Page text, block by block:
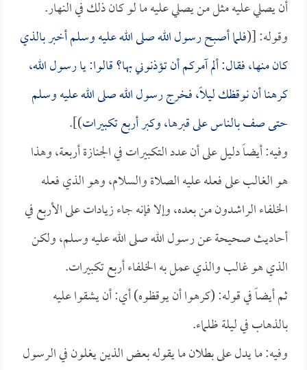
أن يصلي عليه مثل من يصلي عليه ما لو كان ذلك في النهار.
وقوله: [(فلما أصبح رسول الله صلى الله عليه وسلم أخبر بالذي
كان منها، فقال: ألم آمركم أن تؤذنوني بها؟ قالوا: يا رسول الله،
كرهنا أن نوقظك ليلاً، فخرج رسول الله صلى الله عليه وسلم
حتى صف بالناس على قبرها، وكبر أربع تكبيرات)].
وفيه: أيضاً دليل على أن عدد التكبيرات في الجنازة أربعة، وهذا
هو الغالب على فعله عليه الصلاة والسلام، وهو الذي فعله
الخلفاء الراشدون من بعده، وإلا فإنه جاء زيادات على الأربع في
أحاديث صحيحة عن رسول الله صلى الله عليه وسلم، ولكن
الذي هو غالب والذي عمل به الخلفاء أربع تكبيرات.
ثم أيضاً في قوله: (كرهوا أن يوقظوه) أي: أن يشقوا عليه
بالذهاب في ليلة ظلماء.
وفيه: ما يدل على بطلان ما يقوله بعض الذين يغلون في الرسول